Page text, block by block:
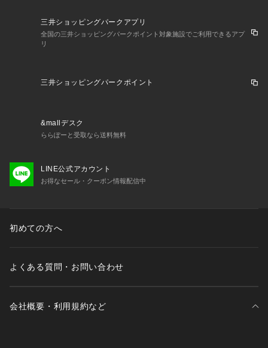
2026SS商品
商品番号:22-07-61-07004
三井ショッピングパークアプリ
全国の三井ショッピングパークポイント対象施設でご利用できるアプ
リ
三井ショッピングパークポイント
&mallデスク
ららぽーと受取なら送料無料
LINE公式アカウント
お得なセール・クーポン情報配信中
初めての方へ
よくある質問・お問い合わせ
会社概要・利用規約など